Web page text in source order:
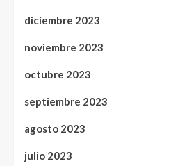
diciembre 2023
noviembre 2023
octubre 2023
septiembre 2023
agosto 2023
julio 2023